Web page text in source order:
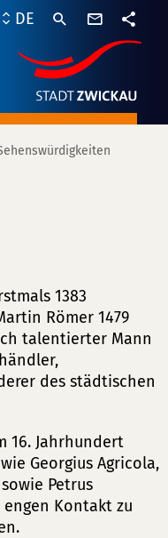
DE
1383
Römer 1479
talentierter Mann
des städtischen
16. Jahrhundert
Georgius Agricola,
Petrus
Kontakt zu